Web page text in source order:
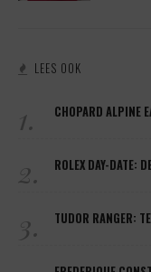
LEES OOK
1. CHOPARD ALPINE
2. ROLEX DAY-DATE:
3. TUDOR RANGER: